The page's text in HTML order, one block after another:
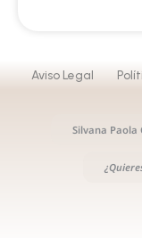
Aviso Legal
Silvana Paola